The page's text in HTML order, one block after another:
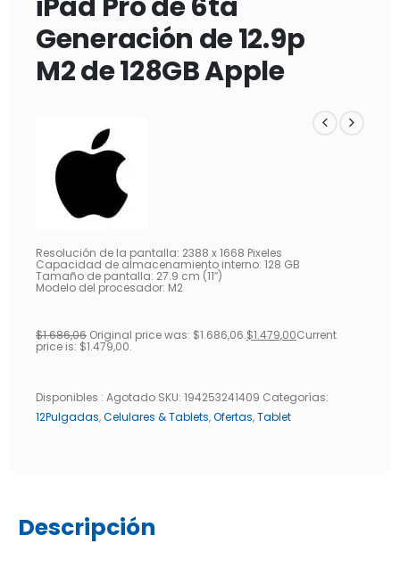
Generación de 12.9p
M2 de 128GB Apple
Resolución de la pantalla: 2388 x 1668 Pixeles
Capacidad de almacenamiento interno: 128 GB
Tamaño de pantalla: 27.9 cm (11″)
Modelo del procesador: M2
$1.686,06 Original price was: $1.686,06.$1.479,00Current
price is: $1.479,00.
Disponibles : Agotado SKU: 194253241409 Categorías:
12Pulgadas,Celulares & Tablets,Ofertas,Tablet
Descripción